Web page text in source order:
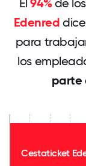
El94%de
Edenred
para
los
parte
Cestaticket